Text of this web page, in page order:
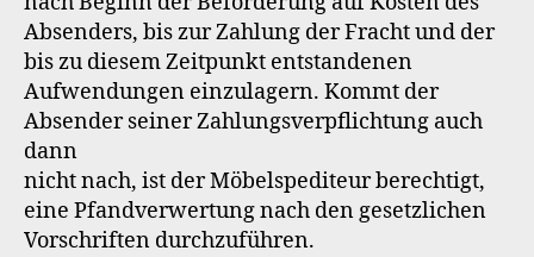
Absenders, bis zur Zahlung der Fracht und der
bis zu diesem Zeitpunkt entstandenen
Aufwendungen einzulagern. Kommt der
Absender seiner Zahlungsverpflichtung auch
dann
nicht nach, ist der Möbelspediteur berechtigt,
eine Pfandverwertung nach den gesetzlichen
Vorschriften durchzuführen.